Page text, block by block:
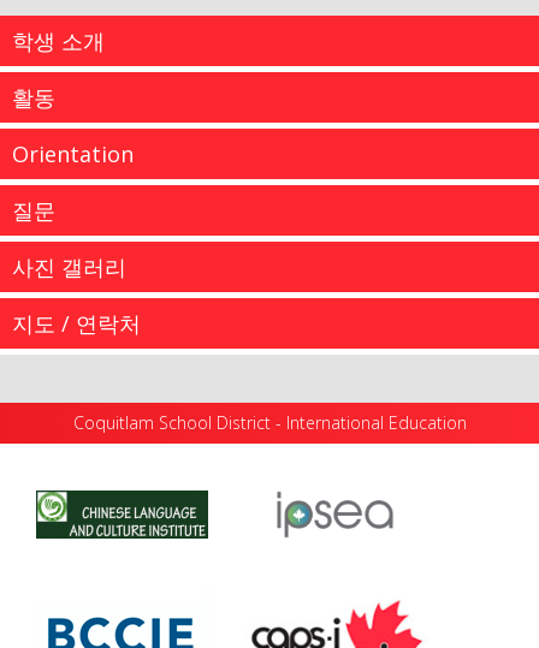
학생 소개
다음은 일반 정보와 관련 있는 링크의 목록입니다:// 코퀴
틀람 학군이 제공하는 유치원에서 12학년까지의 국제교육
프로그램을 수강하기 위해 모여든...
활동
레크리에이션 팀 및 활동 학교들은 저마다 다양한 과외활
집, 스키, 체스를 비롯하여...
more information
Orientation
Academic High School Program Calendar 2025/26
Academic High School Program Calendar 2026/27
Orientation Dates & ELL...
질문
more information
사진 갤러리
코퀴틀람 학교, 지역 사회 및 행사 사진을 보려면 여기를...
지도 / 연락처
Coquitlam, British Columbia Canada V3J 2G3 Email:
InternationalEd@SD43.bc.ca Telephone: 604 936 5769
Coquitlam School District - International Education